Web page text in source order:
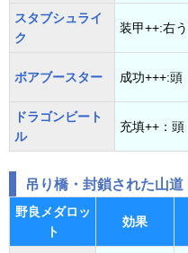
スタブシュライ
ク
装甲++:右
ボアブースター 成功+++:頭
ドラゴンビート
ル
充填++：頭
吊り橋・封鎖された山
野良メダロッ
ト
効果